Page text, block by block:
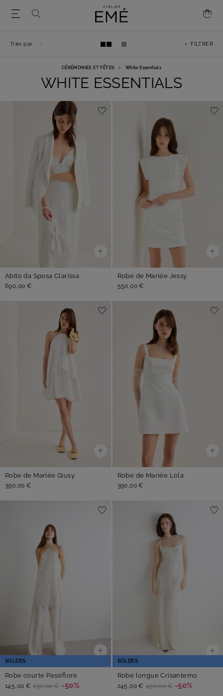
CÉRÉMONIES ET FÊTES > White Essentials
WHITE ESSENTIALS
+ FILTRER
Trier par
Abito da Sposa Clarissa
690,00 €
Robe de Mariée Jessy
550,00 €
Robe de Mariée Giusy
390,00 €
Robe de Mariée Lola
390,00 €
SOLDES
Robe courte Passiflore
145,00 € 290,00 € -50%
SOLDES
Robe longue Crisantemo
245,00 € 490,00 € -50%